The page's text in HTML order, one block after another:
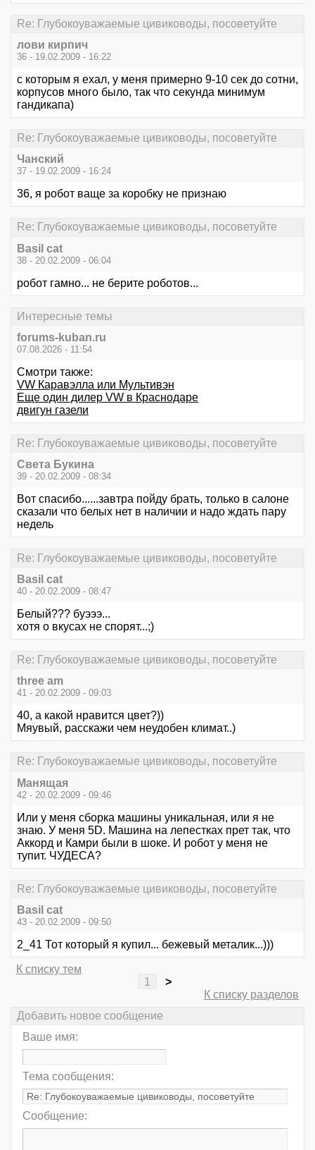
Re: Глубокоуважаемые цивиководы, посоветуйте
лови кирпич
36 - 19.02.2009 - 16:22
с которым я ехал, у меня примерно 9-10 сек до сотни,
корпусов много было, так что секунда минимум
гандикапа)
Re: Глубокоуважаемые цивиководы, посоветуйте
Чанский
37 - 19.02.2009 - 16:24
36, я робот ваще за коробку не признаю
Re: Глубокоуважаемые цивиководы, посоветуйте
Basil cat
38 - 20.02.2009 - 06:04
робот гамно... не берите роботов...
Интересные темы
forums-kuban.ru
07.08.2026 - 11:54
Смотри также:
VW Каравэлла или Мультивэн
Еще один дилер VW в Краснодаре
двигун газели
Re: Глубокоуважаемые цивиководы, посоветуйте
Света Букина
39 - 20.02.2009 - 08:34
Вот спасибо......завтра пойду брать, только в салоне
сказали что белых нет в наличии и надо ждать пару
недель
Re: Глубокоуважаемые цивиководы, посоветуйте
Basil cat
40 - 20.02.2009 - 08:47
Белый??? буэээ...
хотя о вкусах не спорят...;)
Re: Глубокоуважаемые цивиководы, посоветуйте
three am
41 - 20.02.2009 - 09:03
40, а какой нравится цвет?))
Мяувый, расскажи чем неудобен климат..)
Re: Глубокоуважаемые цивиководы, посоветуйте
Манящая
42 - 20.02.2009 - 09:46
Или у меня сборка машины уникальная, или я не
знаю. У меня 5D. Машина на лепестках прет так, что
Аккорд и Камри были в шоке. И робот у меня не
тупит. ЧУДЕСА?
Re: Глубокоуважаемые цивиководы, посоветуйте
Basil cat
43 - 20.02.2009 - 09:50
2_41 Тот который я купил... бежевый металик...)))
К списку тем
1
>
К списку разделов
Добавить новое сообщение
Ваше имя:
Тема сообщения:
Сообщение: